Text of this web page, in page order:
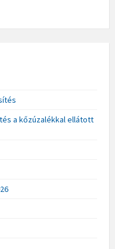
a kőzúzalékkal ellátott